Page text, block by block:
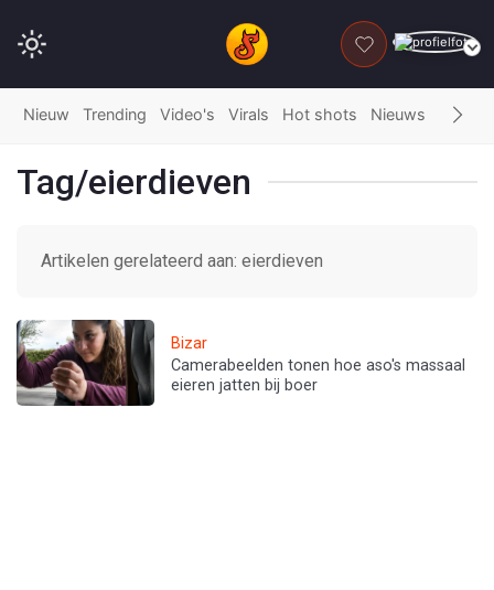
DONEER
Nieuw Trending Video's Virals Hot shots Nieuws Fails
Tag/eierdieven
Artikelen gerelateerd aan: eierdieven
Bizar
Camerabeelden tonen hoe aso's massaal
eieren jatten bij boer